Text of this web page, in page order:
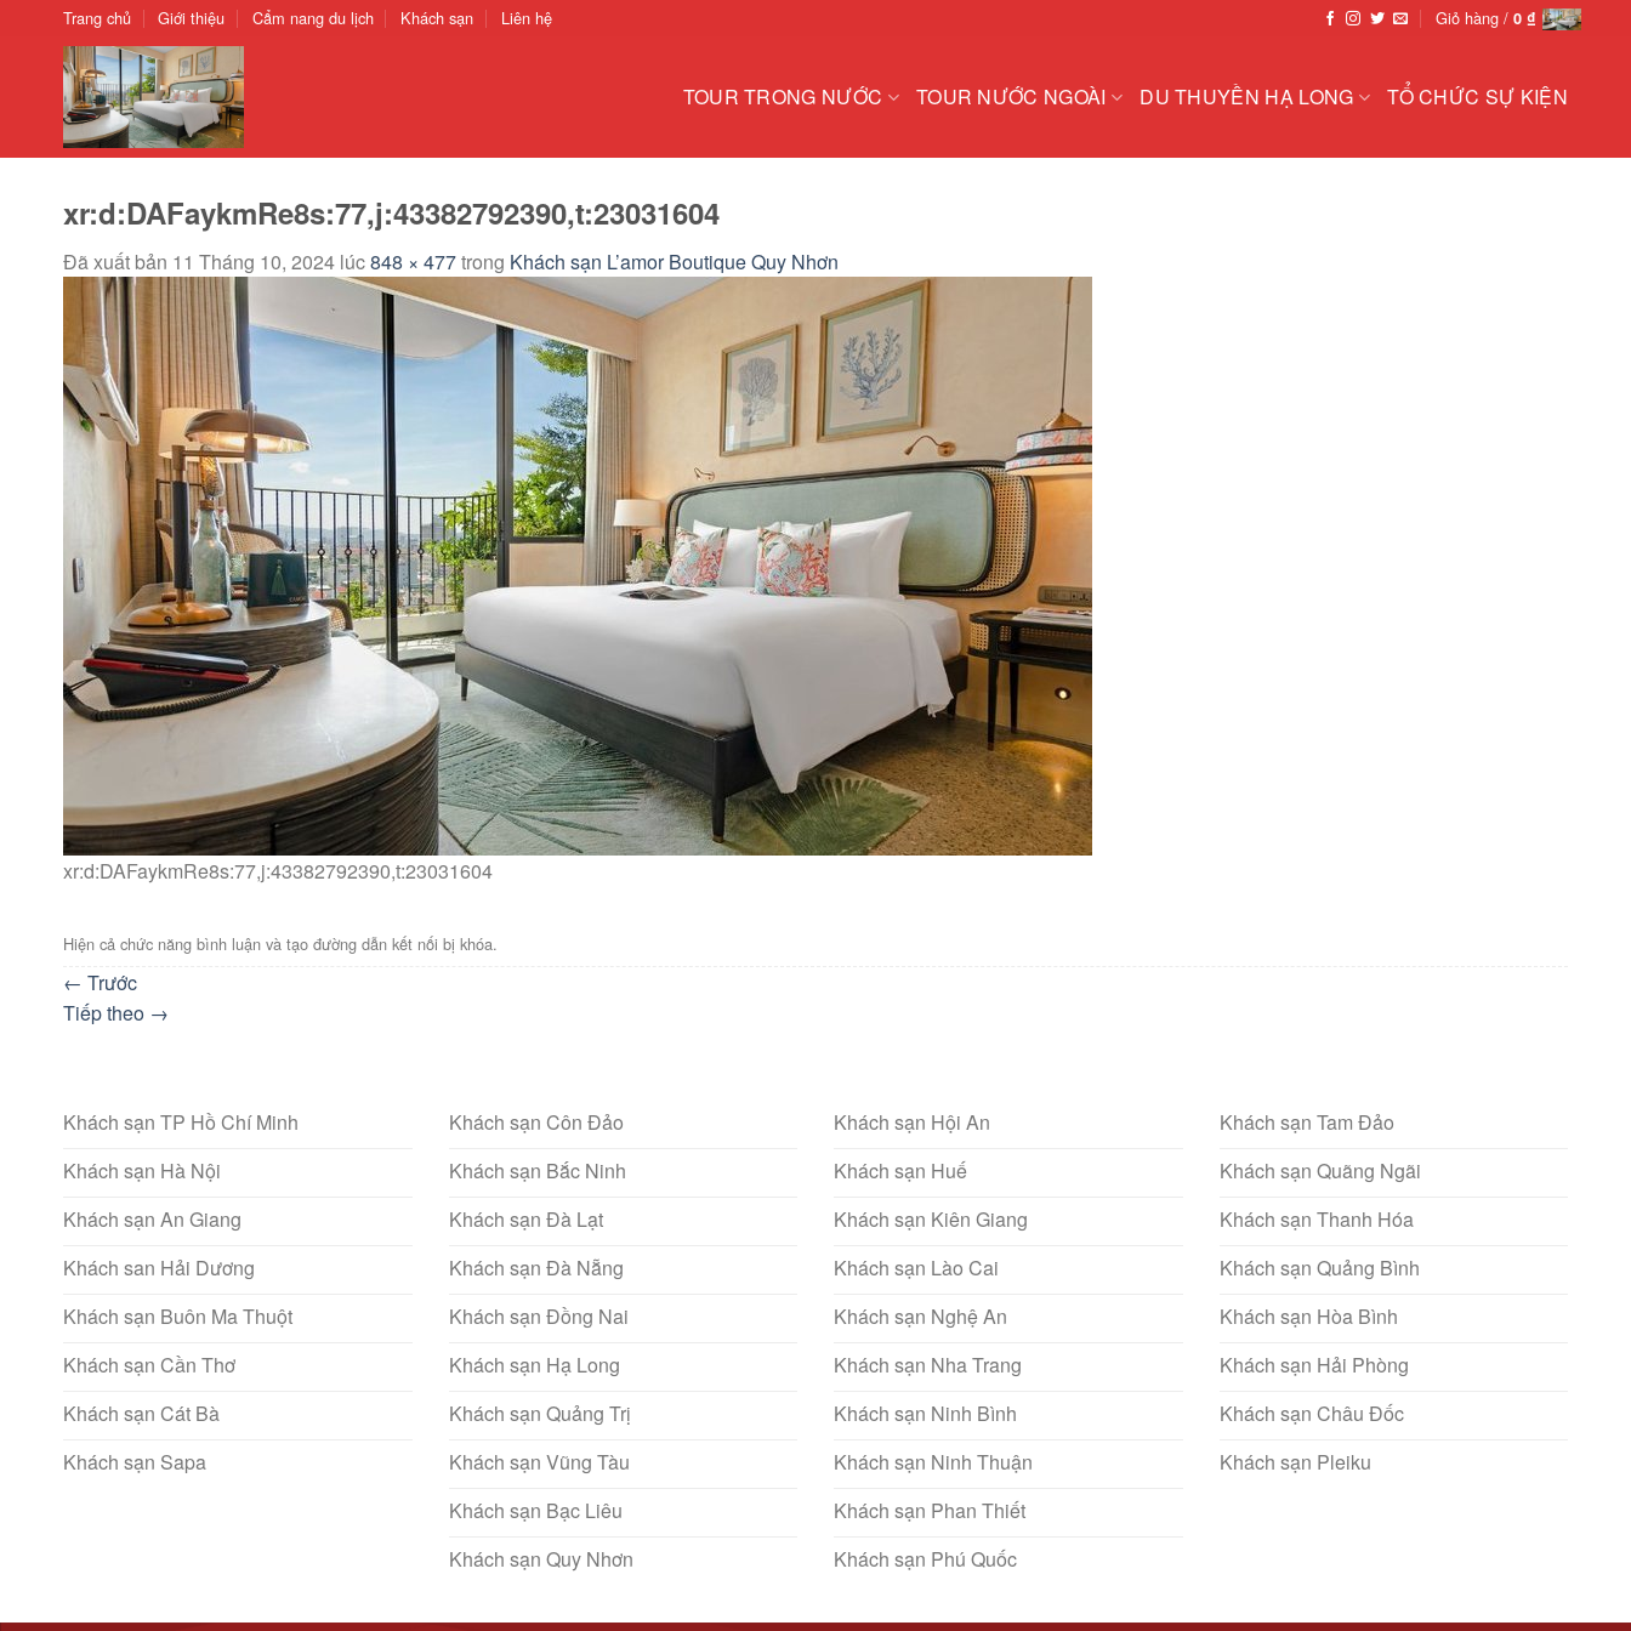
ChuyểnTrang chủ Giới thiệu Cẩm nang du lịch Khách sạn Liên hệ Giỏ hàng / 0 ₫
TOUR TRONG NƯỚC TOUR NƯỚC NGOÀI DU THUYỀN HẠ LONG TỔ CHỨC SỰ KIỆN
xr:d:DAFaykmRe8s:77,j:43382792390,t:23031604
Đã xuất bản 11 Tháng 10, 2024 lúc848 × 477trong Khách sạn L’amor Boutique Quy Nhơn
xr:d:DAFaykmRe8s:77,j:43382792390,t:23031604
Hiện cả chức năng bình luận và tạo đường dẫn kết nối bị khóa.
← Trước
Tiếp theo →
Khách sạn TP Hồ Chí Minh
Khách sạn Hà Nội
Khách sạn An Giang
Khách san Hải Dương
Khách sạn Buôn Ma Thuột
Khách sạn Cần Thơ
Khách sạn Cát Bà
Khách sạn Sapa
Khách sạn Côn Đảo
Khách sạn Bắc Ninh
Khách sạn Đà Lạt
Khách sạn Đà Nẵng
Khách sạn Đồng Nai
Khách sạn Hạ Long
Khách sạn Quảng Trị
Khách sạn Vũng Tàu
Khách sạn Bạc Liêu
Khách sạn Quy Nhơn
Khách sạn Hội An
Khách sạn Huế
Khách sạn Kiên Giang
Khách sạn Lào Cai
Khách sạn Nghệ An
Khách sạn Nha Trang
Khách sạn Ninh Bình
Khách sạn Ninh Thuận
Khách sạn Phan Thiết
Khách sạn Phú Quốc
Khách sạn Tam Đảo
Khách sạn Quãng Ngãi
Khách sạn Thanh Hóa
Khách sạn Quảng Bình
Khách sạn Hòa Bình
Khách sạn Hải Phòng
Khách sạn Châu Đốc
Khách sạn Pleiku